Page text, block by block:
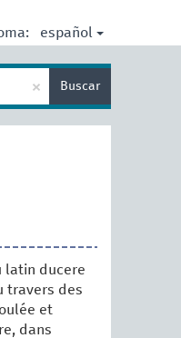
español
× Buscar
latin ducere
travers des
et
dans